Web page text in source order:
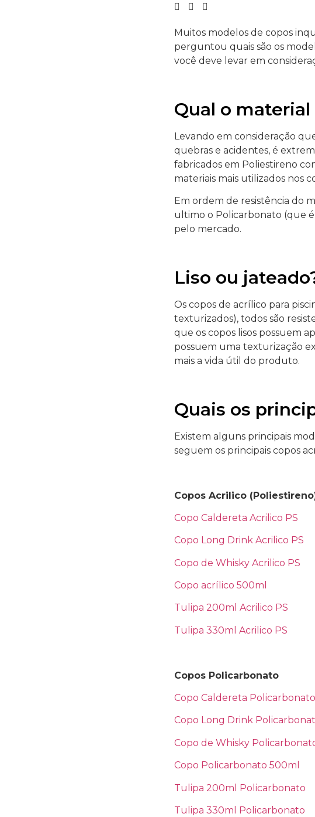
Muitos modelos de copos
perguntou quais são os
você deve levar em
Qual o
Levando em consideração
quebras e acidentes, é
fabricados em Poliestireno
materiais mais utilizados nos
Em ordem de resistência do
ultimo o Policarbonato (que
pelo mercado.
Liso ou
Os copos de acrílico para
texturizados), todos são
que os copos lisos possuem
possuem uma texturização
mais a vida útil do produto.
Quais os
Existem alguns principais
seguem os principais copos
Copos Acrilico
Copo Caldereta Acrilico PS
Copo Long Drink Acrilico PS
Copo de Whisky Acrilico PS
Copo acrílico 500ml
Tulipa 200ml Acrilico PS
Tulipa 330ml Acrilico PS
Copos Policarbonato
Copo Caldereta Policarbonato
Copo Long Drink
Copo de Whisky
Copo Policarbonato 500ml
Tulipa 200ml Policarbonato
Tulipa 330ml Policarbonato